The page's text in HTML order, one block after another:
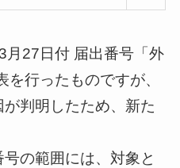
月27日付 届出番号「外
行ったものですが、
判明したため、新た
の範囲には、対象と